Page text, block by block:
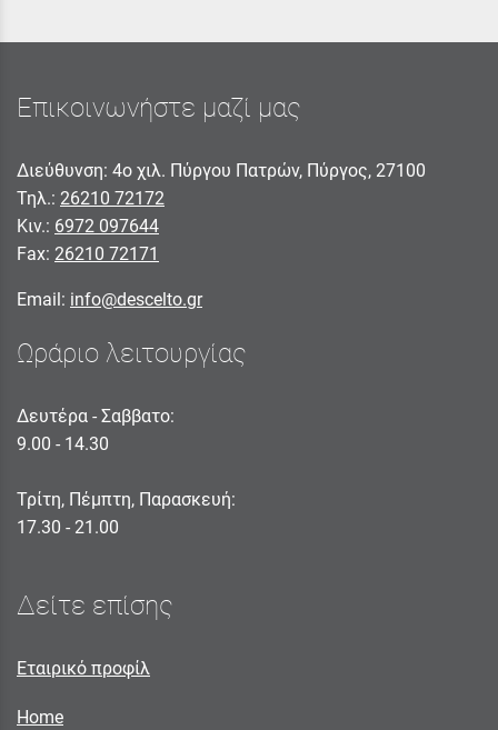
Επικοινωνήστε μαζί μας
Διεύθυνση: 4ο χιλ. Πύργου Πατρών, Πύργος, 27100
Τηλ.: 26210 72172
Κιν.: 6972 097644
Fax: 26210 72171
Email: info@descelto.gr
Ωράριο λειτουργίας
Δευτέρα - Σαββατο:
9.00 - 14.30
Τρίτη, Πέμπτη, Παρασκευή:
17.30 - 21.00
Δείτε επίσης
Εταιρικό προφίλ
Home